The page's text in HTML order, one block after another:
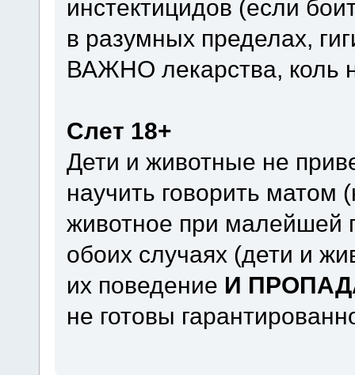
инстектицидов (если
в разумных пределах,
ВАЖНО лекарства, коль
Слет 18+
Дети и животные не
научить говорить матом
животное при малейшей
обоих случаях (дети и
их поведение И
не готовы